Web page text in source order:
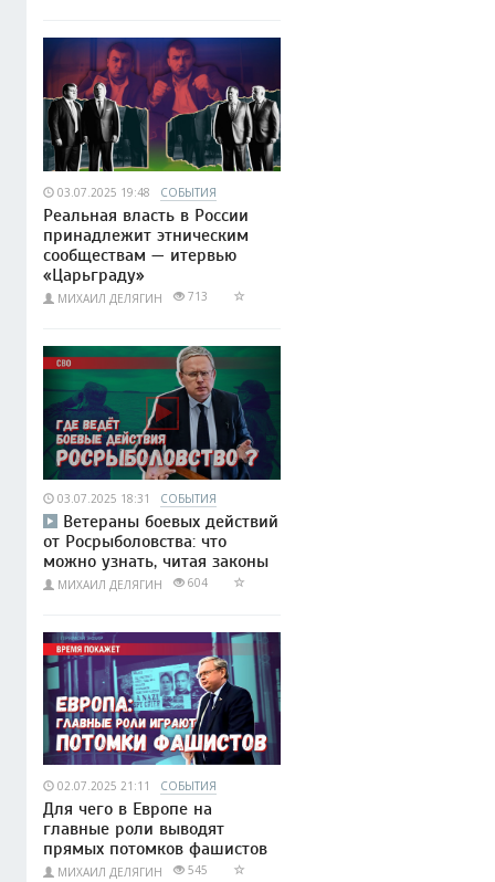
03.07.2025 19:48 СОБЫТИЯ
Реальная власть в России
принадлежит этническим
сообществам — итервью
«Царьграду»
МИХАИЛ ДЕЛЯГИН 713
03.07.2025 18:31 СОБЫТИЯ
Ветераны боевых действий
от Росрыболовства: что
можно узнать, читая законы
МИХАИЛ ДЕЛЯГИН 604
02.07.2025 21:11 СОБЫТИЯ
Для чего в Европе на
главные роли выводят
прямых потомков фашистов
МИХАИЛ ДЕЛЯГИН 545